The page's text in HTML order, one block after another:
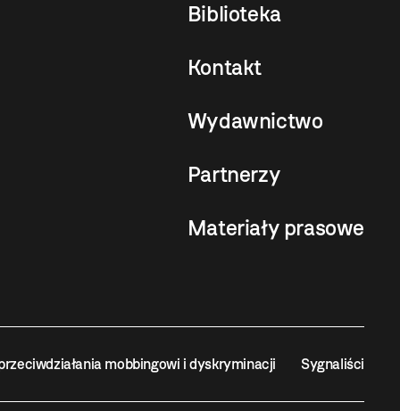
Biblioteka
Kontakt
Wydawnictwo
Partnerzy
Materiały prasowe
mobbingowi i dyskryminacji Sygnaliści